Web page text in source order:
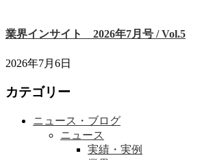
業界インサイト 2026年7月号 / Vol.5
2026年7月6日
カテゴリー
ニュース・ブログ
ニュース
実績・実例